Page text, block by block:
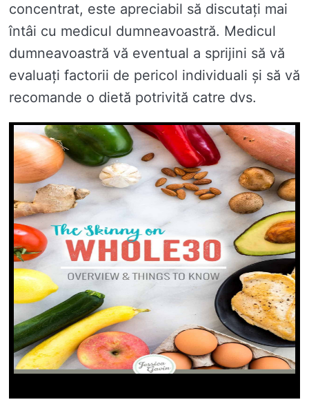
concentrat, este apreciabil să discutați mai
întâi cu medicul dumneavoastră. Medicul
dumneavoastră vă eventual a sprijini să vă
evaluați factorii de pericol individuali și să vă
recomande o dietă potrivită catre dvs.